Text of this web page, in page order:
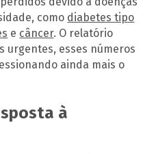
como diabetes tipo
e câncer. O relatório
urgentes, esses números
ainda mais o
à